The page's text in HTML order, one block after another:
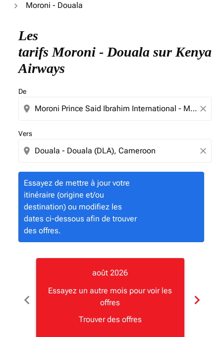
Moroni - Douala
Les
tarifs Moroni - Douala sur Kenya
Airways
De
location_on close
Vers
location_on close
Essayez de mettre à jour votre
itinéraire (origine et/ou
destination) ou modifiez les
dates ci-dessous afin de trouver
des offres.
Essayez de mettre à jour votre itinéraire (origine et/
chevron_left
août 2026
Essayez un autre mois pour voir les
offres
Trouver des offres
chevron_right